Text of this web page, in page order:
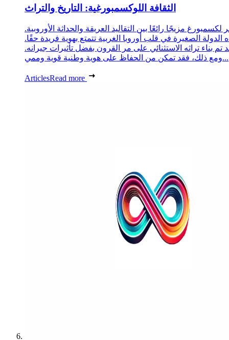
الثقافة اللوكسمبورغية: التاريخ والتراث
لكسمبورغ مزيجًا رائعًا بين التقاليد العريقة والحداثة الأوروبية.
الدولة الصغيرة في قلب أوروبا الغربية تتمتع بهوية فريدة حقًا.
تم بناء تراثه الاستثنائي على مر القرون بفضل تأثيرات جيرانه.
ومع ذلك، فقد تمكن من الحفاظ على هوية وطنية قوية وممي...
ArticlesRead more